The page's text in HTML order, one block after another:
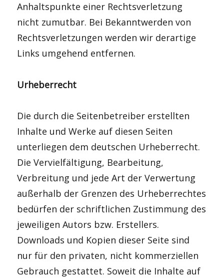
Anhaltspunkte einer Rechtsverletzung
nicht zumutbar. Bei Bekanntwerden von
Rechtsverletzungen werden wir derartige
Links umgehend entfernen.
Urheberrecht
Die durch die Seitenbetreiber erstellten
Inhalte und Werke auf diesen Seiten
unterliegen dem deutschen Urheberrecht.
Die Vervielfältigung, Bearbeitung,
Verbreitung und jede Art der Verwertung
außerhalb der Grenzen des Urheberrechtes
bedürfen der schriftlichen Zustimmung des
jeweiligen Autors bzw. Erstellers.
Downloads und Kopien dieser Seite sind
nur für den privaten, nicht kommerziellen
Gebrauch gestattet. Soweit die Inhalte auf